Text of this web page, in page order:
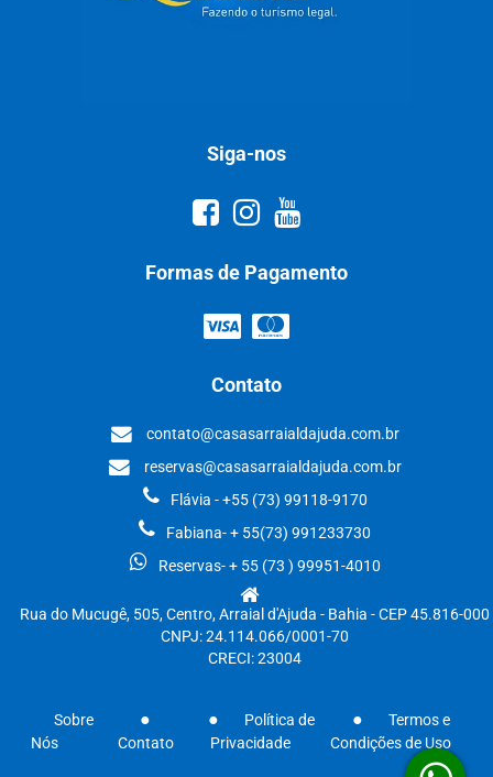
Siga-nos
Formas de Pagamento
Contato
contato@casasarraialdajuda.com.br
reservas@casasarraialdajuda.com.br
Flávia - +55 (73) 99118-9170
Fabiana- + 55(73) 991233730
Reservas- + 55 (73 ) 99951-4010
Rua do Mucugê, 505, Centro, Arraial d'Ajuda - Bahia - CEP 45.816-000
CNPJ: 24.114.066/0001-70
CRECI: 23004
Sobre
Nós
Contato
Política de
Privacidade
Termos e
Condições de Uso